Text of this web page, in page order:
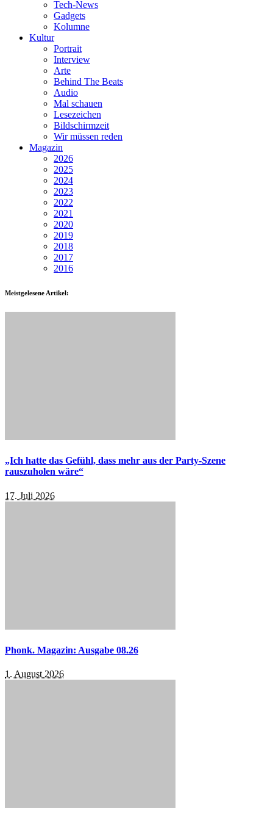
Tech-News
Gadgets
Kolumne
Kultur
Portrait
Interview
Arte
Behind The Beats
Audio
Mal schauen
Lesezeichen
Bildschirmzeit
Wir müssen reden
Magazin
2026
2025
2024
2023
2022
2021
2020
2019
2018
2017
2016
Meistgelesene Artikel:
„Ich hatte das Gefühl, dass mehr aus der Party-Szene
rauszuholen wäre“
17. Juli 2026
Phonk. Magazin: Ausgabe 08.26
1. August 2026